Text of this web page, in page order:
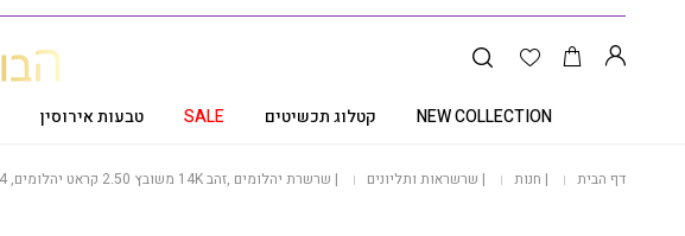
NEW COLLECTION קטלוג תכשיטים SALE טבעות אירוסין
דף הבית | חנות | שרשראות ותליונים | שרשרת יהלומים ,זהב 14K משובץ 2.50 קראט יהלומים, CDSNR00384